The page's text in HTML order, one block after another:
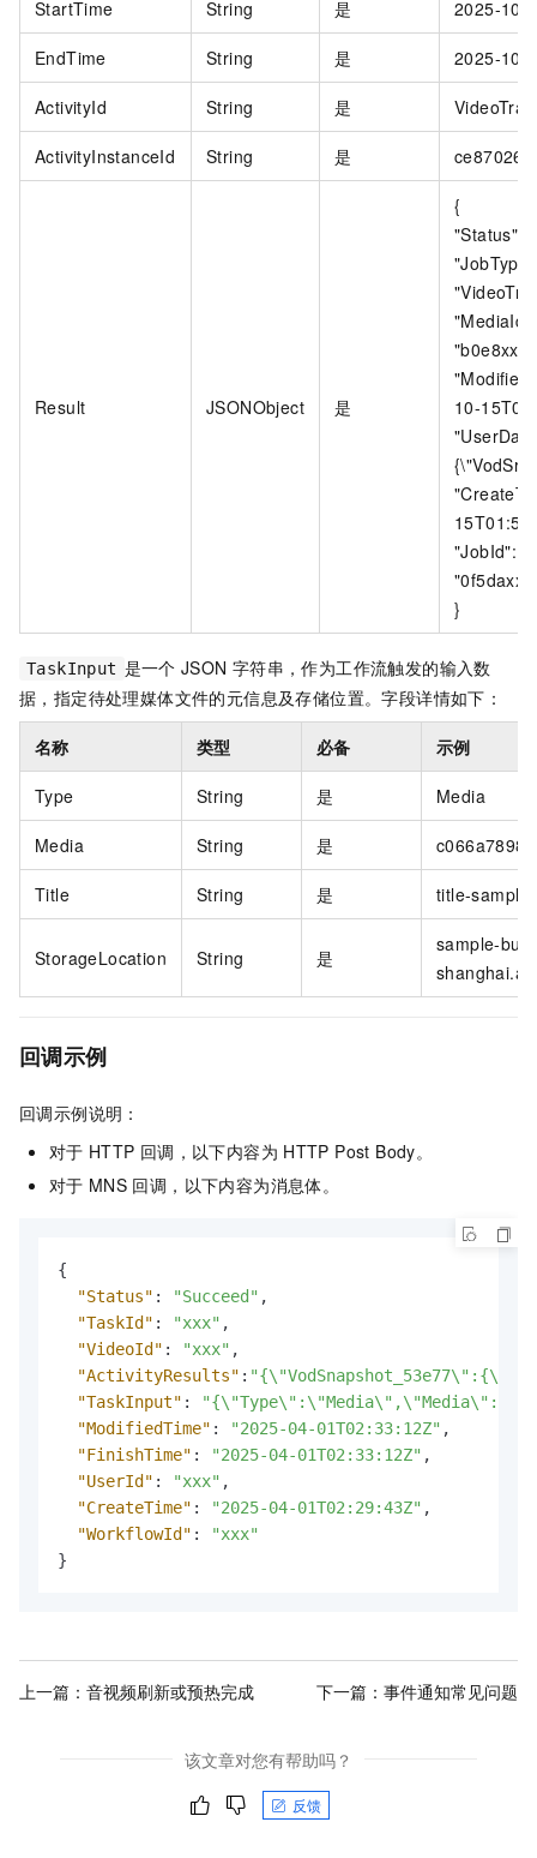
StartTime String 是 2025-10-
EndTime String 是 2025-10-
ActivityId String 是
ActivityInstanceId String 是
Result JSONObject 是
{
"Status":
"MediaId":
10-
"JobId":
}
TaskInput 是一个 JSON 字符串，作为工作流触发的输入数
据，指定待处理媒体文件的元信息及存储位置。字段详情如下：
名称 类型 必备 示例
Type String 是 Media
Media String 是
Title String 是 title-
StorageLocation String 是
sample-
回调示例
回调示例说明：
对于 HTTP 回调，以下内容为 HTTP Post Body。
对于 MNS 回调，以下内容为消息体。
{
"Status" : "Succeed" ,
"TaskId" : "xxx" ,
"VideoId" : "xxx" ,
"ActivityResults" :
"TaskInput" :
"ModifiedTime" : "2025-04-01T02:33:12Z" ,
"FinishTime" : "2025-04-01T02:33:12Z" ,
"UserId" : "xxx" ,
"CreateTime" : "2025-04-01T02:29:43Z" ,
"WorkflowId" :
"xxx"
}
上一篇： 音视频刷新或预热完成 下一篇： 事件通知常见问题
该文章对您有帮助吗？
反馈